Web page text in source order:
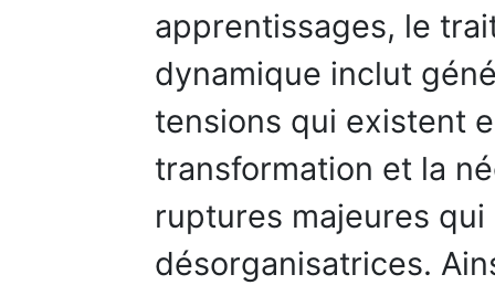
apprentissages, le
dynamique inclut
tensions qui existent
transformation et la
ruptures majeures
désorganisatrices.